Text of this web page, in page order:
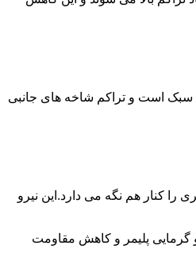
در این مورد می باشد که طول زنجیره های پلی اتیلن سنگین ۵۰ بار بلندتر از پلی اتیلن سبک است و تراکم شاخه های جانبی
را کنار هم نگه می دارد.این نیرو
گرمایی پلیمر و کاهش مقاومت